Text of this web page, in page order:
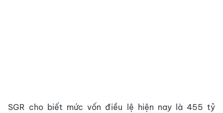
SGR cho biết mức vốn điều lệ hiện nay là 455 tỷ